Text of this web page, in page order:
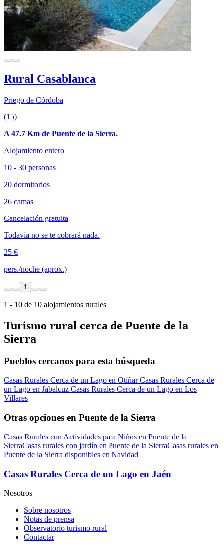
Rural Casablanca
Priego de Córdoba
(15)
A 47.7 Km de Puente de la Sierra.
Alojamiento entero
10 - 30 personas
20 dormitorios
26 camas
Cancelación gratuita
Todavía no se te cobrará nada.
25 €
pers./noche (aprox.)
1
1 - 10 de 10 alojamientos rurales
Turismo rural cerca de Puente de la
Sierra
Pueblos cercanos para esta búsqueda
Casas Rurales Cerca de un Lago en OtíñarCasas Rurales Cerca de
un Lago en Jabalcuz Casas Rurales Cerca de un Lago en Los
Villares
Otras opciones en Puente de la Sierra
Casas Rurales con Actividades para Niños en Puente de la
SierraCasas rurales con jardín en Puente de la SierraCasas rurales en
Puente de la Sierra disponibles en Navidad
Casas Rurales Cerca de un Lago en Jaén
Nosotros
Sobre nosotros
Notas de prensa
Observatorio turismo rural
Contactar